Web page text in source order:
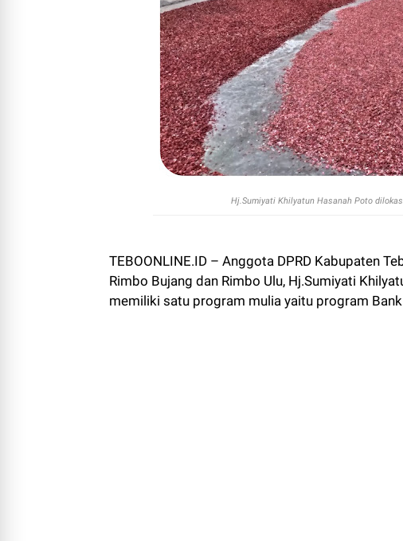
Hj.Sumiyati Khilyatun Hasanah Poto
TEBOONLINE.ID – Anggota DPRD Kabupaten
Rimbo Bujang dan Rimbo Ulu, Hj.Sumiyati
memiliki satu program mulia yaitu program